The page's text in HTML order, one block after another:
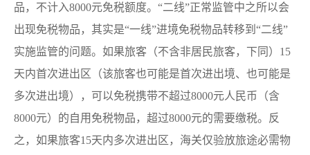
品，不计入8000元免税额度。“二线”正常监管中之所以会
出现免税物品，其实是“一线”进境免税物品转移到“二线”
实施监管的问题。如果旅客（不含非居民旅客，下同）15
天内首次进出区（该旅客也可能是首次进出境、也可能是
多次进出境），可以免税携带不超过8000元人民币（含
8000元）的自用免税物品，超过8000元的需要缴税。反
之，如果旅客15天内多次进出区，海关仅验放旅途必需物